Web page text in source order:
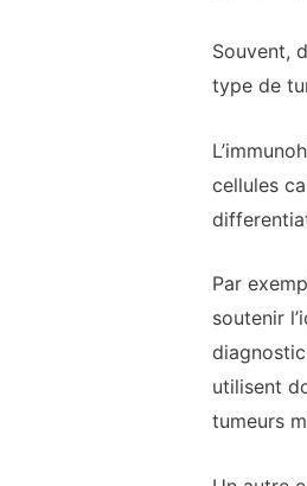
Souvent,
type de
cellules
Par
soutenir
utilisent
tumeurs